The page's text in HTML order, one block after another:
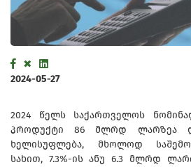
2024-05-27
2024 წელს საქართველოს
პროდუქტი 86 მლრდ ლარზეა
ხელისუფლება, მხოლოდ
სახით, 7.3%-ის ანუ 6.3 მლრდ